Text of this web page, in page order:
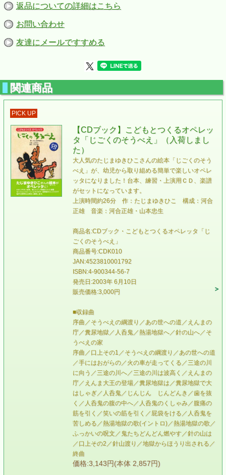
返品についての詳細はこちら
お問い合わせ
友達にメールですすめる
関連商品
PICK UP
【CDブック】こどもとつくるオペレッ
タ「じごくのそうべえ」（入荷しまし
た）
大人気のたじまゆきひこさんの絵本「じごくのそう
べえ」が、幼児から取り組める簡単で楽しいオペレ
ッタになりました！台本、練習・上演用ＣＤ、楽譜
がセットになっています。
上演時間約26分 作：たじまゆきひこ 構成：河合
正雄 音楽：河合正雄・山本忠生
商品名:CDブック・こどもとつくるオペレッタ「じ
ごくのそうべえ」
商品番号:CDK010
JAN:4523810001792
ISBN:4-900344-56-7
発売日:2003年 6月10日
販売価格:3,000円
■収録曲
序曲／そうべえの綱渡り／あの世への道／えんまの
庁／糞尿地獄／人呑鬼／熱湯地獄へ／針の山へ／そ
うべえの家
序曲／口上その1／そうべえの綱渡り／あの世への道
／手にはおがらの／火の車が走ってくる／三途の川
に向う／三途の川へ／三途の川は波高く／えんまの
庁／えんま大王の登場／糞尿地獄は／糞尿地獄で大
はしゃぎ／人呑鬼／じんじん じんどんき／歯を抜
く／人呑鬼の腹の中へ／人呑鬼のくしゃみ／腹痛の
筋を引く／笑いの筋を引く／屁袋をける／人呑鬼を
苦しめる／熱湯地獄の歌(イントロ)／熱湯地獄の歌／
ふっかいの呪文／鬼たちどんどん燃やす／針の山は
／口上その2／針山渡り／地獄からほうり出される／
終曲
価格:3,143円(本体 2,857円)